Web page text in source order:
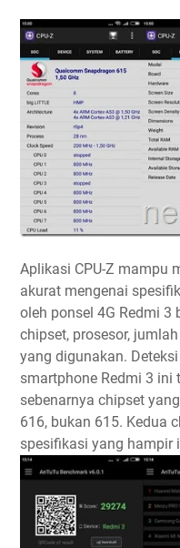
Aplikasi CPU-Z mampu
akurat mengenai
oleh ponsel 4G Redmi
chipset, prosesor,
yang digunakan.
smartphone Redmi 3 ini
sebenarnya chipset
616, bukan 615. Kedua
spesifikasi yang hampir